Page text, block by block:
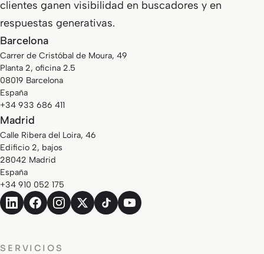
clientes ganen visibilidad en buscadores y en
respuestas generativas.
Barcelona
Carrer de Cristóbal de Moura, 49
Planta 2, oficina 2.5
08019 Barcelona
España
+34 933 686 411
Madrid
Calle Ribera del Loira, 46
Edificio 2, bajos
28042 Madrid
España
+34 910 052 175
SERVICIOS